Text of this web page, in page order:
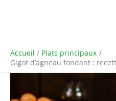
Accueil
Plats principaux
Gigot d’agneau fondant :